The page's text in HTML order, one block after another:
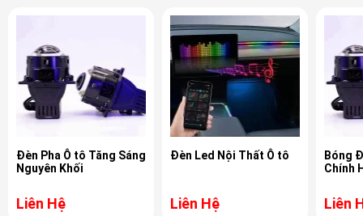
Đèn Pha Ô tô Tăng Sáng
Nguyên Khối
Liên Hệ
Đèn Led Nội Thất Ô tô
Liên Hệ
Bóng
Chính
Liên